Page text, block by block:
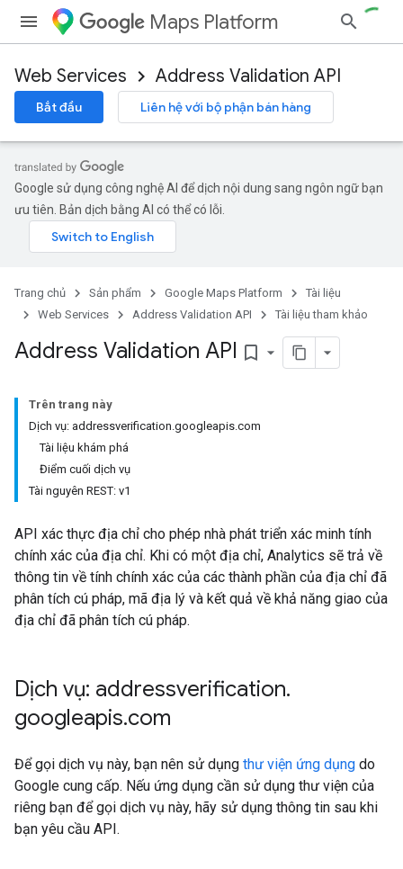
Maps Platform
Web Services Address Validation API
Bắt đầu Liên hệ với bộ phận bán hàng
Google sử dụng công nghệ AI để dịch nội dung sang ngôn ngữ bạn
ưu tiên. Bản dịch bằng AI có thể có lỗi.
Trang chủ Sản phẩm Google Maps Platform
Tài liệu
Web Services
Address Validation API Tài liệu tham khảo
Address Validation API bookmark_border
Trên trang này
Dịch vụ: addressverification.googleapis.com
Tài liệu khám phá
Điểm cuối dịch vụ
Tài nguyên REST: v1
API xác thực địa chỉ cho phép nhà phát triển xác minh tính
chính xác của địa chỉ. Khi có một địa chỉ, Analytics sẽ trả về
thông tin về tính chính xác của các thành phần của địa chỉ đã
phân tích cú pháp, mã địa lý và kết quả về khả năng giao của
địa chỉ đã phân tích cú pháp.
Dịch vụ: addressverification.
googleapis.com
Để gọi dịch vụ này, bạn nên sử dụng thư viện ứng dụng do
Google cung cấp. Nếu ứng dụng cần sử dụng thư viện của
riêng bạn để gọi dịch vụ này, hãy sử dụng thông tin sau khi
bạn yêu cầu API.